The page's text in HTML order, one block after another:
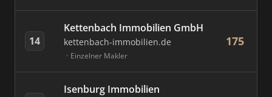
14
Kettenbach Immobilien GmbH
kettenbach-immobilien.de
Einzelner Makler
175
Isenburg Immobilien